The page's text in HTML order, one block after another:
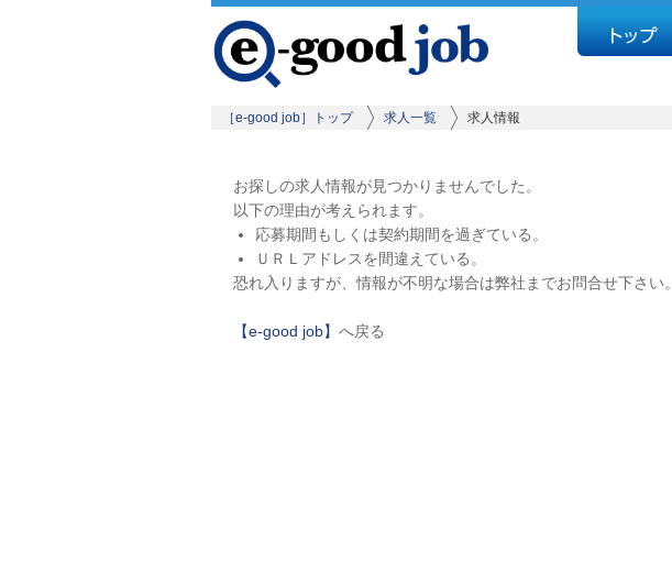
［e-good job］トップ 求人一覧 求人情報
お探しの求人情報が見つかりませんでした。
以下の理由が考えられます。
応募期間もしくは契約期間を過ぎている。
ＵＲＬアドレスを間違えている。
恐れ入りますが、情報が不明な場合は弊社までお問合せ下さい。
【e-good job】 へ戻る